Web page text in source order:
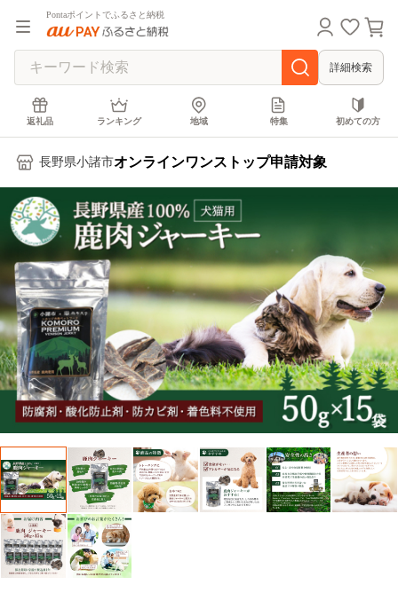
Pontaポイントでふるさと納税
詳細検索
返礼品 ランキング 地域 特集 初めての方
長野県小諸市オンラインワンストップ申請対象